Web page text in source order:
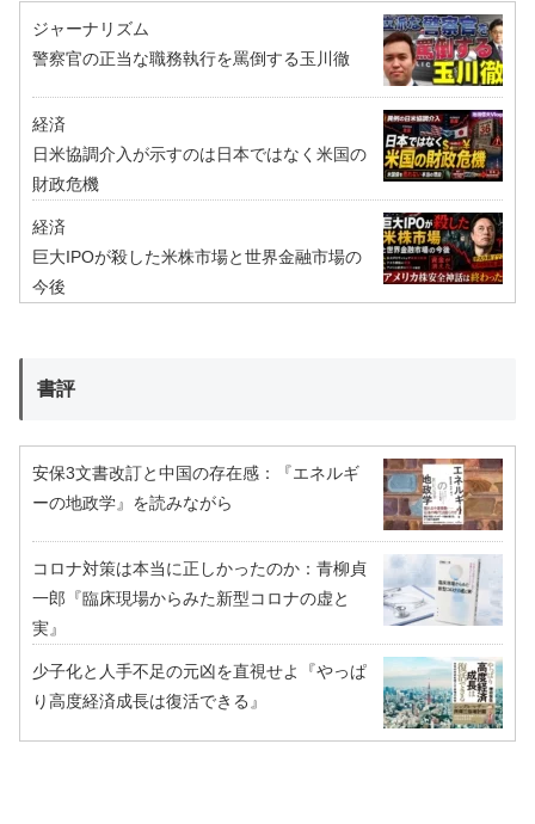
ジャーナリズム
警察官の正当な職務執行を罵倒する玉川徹
経済
日米協調介入が示すのは日本ではなく米国の
財政危機
経済
巨大IPOが殺した米株市場と世界金融市場の
今後
書評
安保3文書改訂と中国の存在感：『エネルギ
ーの地政学』を読みながら
コロナ対策は本当に正しかったのか：青柳貞
一郎『臨床現場からみた新型コロナの虚と
実』
少子化と人手不足の元凶を直視せよ『やっぱ
り高度経済成長は復活できる』